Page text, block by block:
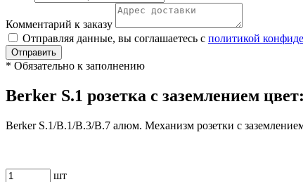
Комментарий к заказу
Отправляя данные, вы соглашаетесь с политикой
Отправить
* Обязательно к заполнению
Berker S.1 розетка с заземлением
Berker S.1/B.1/B.3/B.7 алюм. Механизм розетки с
шт